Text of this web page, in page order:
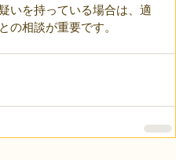
いを持っている場合は、適
の相談が重要です。